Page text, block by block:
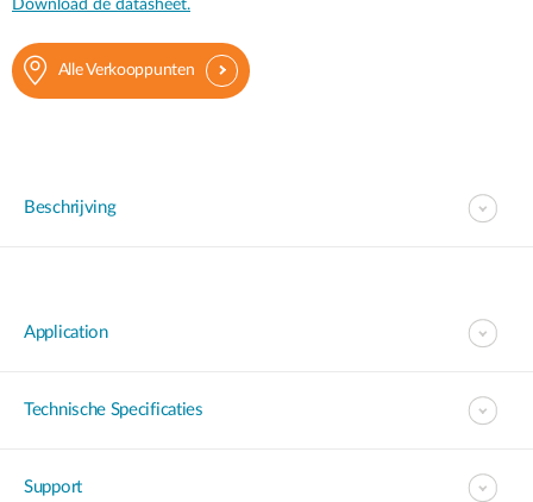
Download de datasheet.
Alle Verkooppunten
Beschrijving
Application
Technische Specificaties
Support